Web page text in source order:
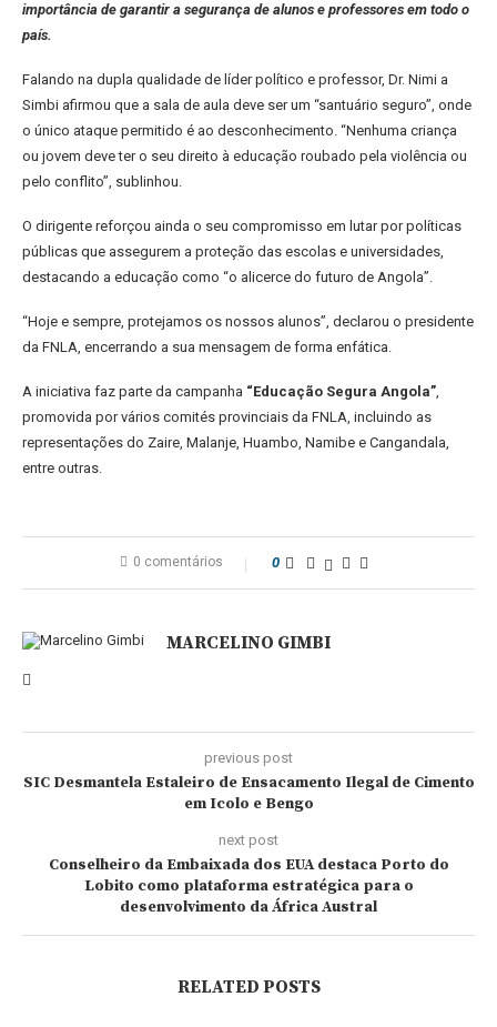
importância de garantir a segurança de alunos e professores em todo o
país.
Falando na dupla qualidade de líder político e professor, Dr. Nimi a
Simbi afirmou que a sala de aula deve ser um “santuário seguro”, onde
o único ataque permitido é ao desconhecimento. “Nenhuma criança
ou jovem deve ter o seu direito à educação roubado pela violência ou
pelo conflito”, sublinhou.
O dirigente reforçou ainda o seu compromisso em lutar por políticas
públicas que assegurem a proteção das escolas e universidades,
destacando a educação como “o alicerce do futuro de Angola”.
“Hoje e sempre, protejamos os nossos alunos”, declarou o presidente
da FNLA, encerrando a sua mensagem de forma enfática.
A iniciativa faz parte da campanha “Educação Segura Angola”,
promovida por vários comités provinciais da FNLA, incluindo as
representações do Zaire, Malanje, Huambo, Namibe e Cangandala,
entre outras.
0 comentários 0
MARCELINO GIMBI
previous post
SIC Desmantela Estaleiro de Ensacamento Ilegal de Cimento
em Icolo e Bengo
next post
Conselheiro da Embaixada dos EUA destaca Porto do
Lobito como plataforma estratégica para o
desenvolvimento da África Austral
RELATED POSTS